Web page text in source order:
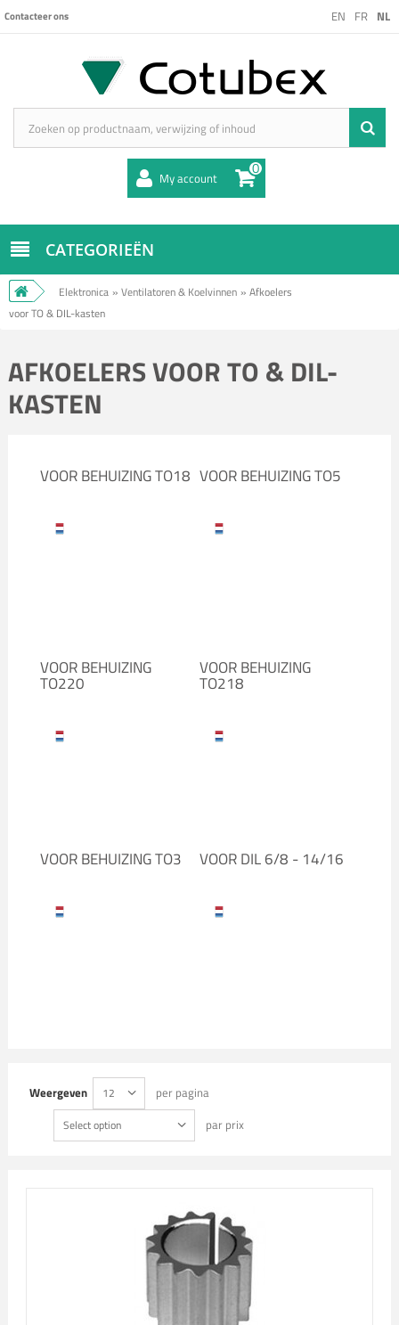
EN FR NL
Contacteer ons
My account 0
CATEGORIEËN
Elektronica » Ventilatoren & Koelvinnen » Afkoelers
voor TO & DIL-kasten
AFKOELERS VOOR TO & DIL-
KASTEN
VOOR BEHUIZING TO18 VOOR BEHUIZING TO5
VOOR BEHUIZING
TO220
VOOR BEHUIZING
TO218
VOOR BEHUIZING TO3 VOOR DIL 6/8 - 14/16
Weergeven 12 per pagina
Select option par prix